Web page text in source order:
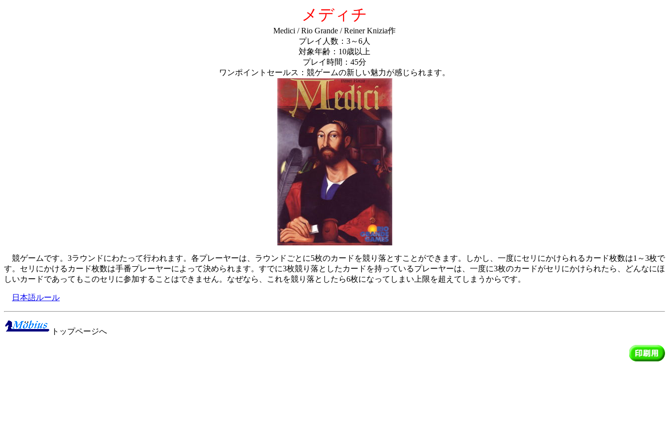
メディチ
Medici / Rio Grande / Reiner Knizia作
プレイ人数：3～6人
対象年齢：10歳以上
プレイ時間：45分
ワンポイントセールス：競ゲームの新しい魅力が感じられます。
競ゲームです。3ラウンドにわたって行われます。各プレーヤーは、ラウンドごとに5枚のカードを競り落とすことができます。しかし、一度にセリにかけられるカード枚数は1～3枚で
す。セリにかけるカード枚数は手番プレーヤーによって決められます。すでに3枚競り落としたカードを持っているプレーヤーは、一度に3枚のカードがセリにかけられたら、どんなにほ
しいカードであってもこのセリに参加することはできません。なぜなら、これを競り落としたら6枚になってしまい上限を超えてしまうからです。
日本語ルール
トップページへ